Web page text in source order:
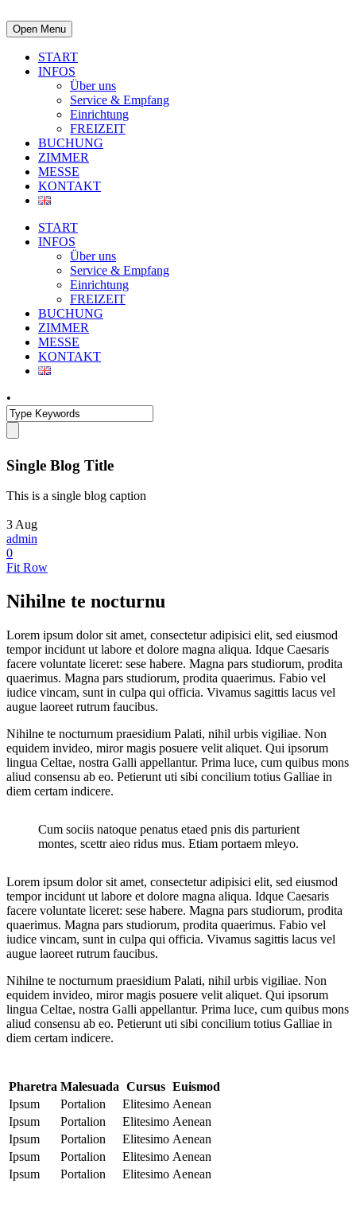
Open Menu
START
INFOS
Über uns
Service & Empfang
Einrichtung
FREIZEIT
BUCHUNG
ZIMMER
MESSE
KONTAKT
START
INFOS
Über uns
Service & Empfang
Einrichtung
FREIZEIT
BUCHUNG
ZIMMER
MESSE
KONTAKT
•
Single Blog Title
This is a single blog caption
3Aug
admin
0
Fit Row
Nihilne te nocturnu
Lorem ipsum dolor sit amet, consectetur adipisici elit, sed eiusmod
tempor incidunt ut labore et dolore magna aliqua. Idque Caesaris
facere voluntate liceret: sese habere. Magna pars studiorum, prodita
quaerimus. Magna pars studiorum, prodita quaerimus. Fabio vel
iudice vincam, sunt in culpa qui officia. Vivamus sagittis lacus vel
augue laoreet rutrum faucibus.
Nihilne te nocturnum praesidium Palati, nihil urbis vigiliae. Non
equidem invideo, miror magis posuere velit aliquet. Qui ipsorum
lingua Celtae, nostra Galli appellantur. Prima luce, cum quibus mons
aliud consensu ab eo. Petierunt uti sibi concilium totius Galliae in
diem certam indicere.
Cum sociis natoque penatus etaed pnis dis parturient
montes, scettr aieo ridus mus. Etiam portaem mleyo.
Lorem ipsum dolor sit amet, consectetur adipisici elit, sed eiusmod
tempor incidunt ut labore et dolore magna aliqua. Idque Caesaris
facere voluntate liceret: sese habere. Magna pars studiorum, prodita
quaerimus. Magna pars studiorum, prodita quaerimus. Fabio vel
iudice vincam, sunt in culpa qui officia. Vivamus sagittis lacus vel
augue laoreet rutrum faucibus.
Nihilne te nocturnum praesidium Palati, nihil urbis vigiliae. Non
equidem invideo, miror magis posuere velit aliquet. Qui ipsorum
lingua Celtae, nostra Galli appellantur. Prima luce, cum quibus mons
aliud consensu ab eo. Petierunt uti sibi concilium totius Galliae in
diem certam indicere.
Pharetra Malesuada Cursus Euismod
Ipsum
Portalion Elitesimo Aenean
Ipsum
Portalion Elitesimo Aenean
Ipsum
Portalion Elitesimo Aenean
Ipsum
Portalion Elitesimo Aenean
Ipsum
Portalion Elitesimo Aenean